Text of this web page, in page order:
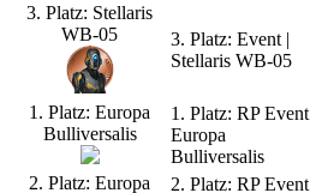
3. Platz: Stellaris
WB-05
3. Platz: Event |
Stellaris WB-05
1. Platz: Europa
Bulliversalis
1. Platz: RP Event
Europa
Bulliversalis
2. Platz: Europa
2. Platz: RP Event